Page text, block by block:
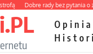
Dobre rady bez pytania o
Opinia